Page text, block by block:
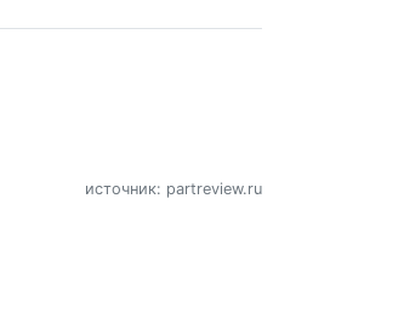
источник: partreview.ru